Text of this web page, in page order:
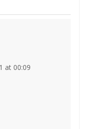
at 00:09